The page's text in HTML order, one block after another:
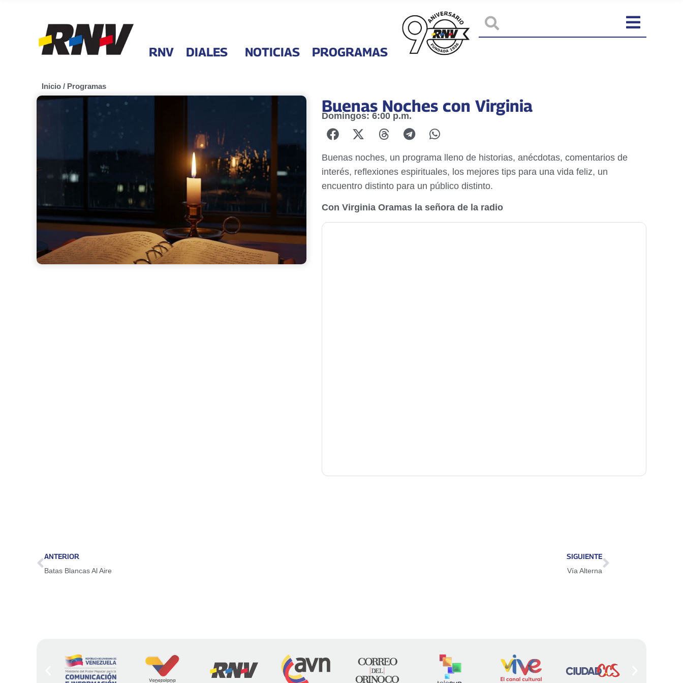
RNV DIALES NOTICIAS PROGRAMAS
Inicio / Programas
Buenas Noches con Virginia
Domingos: 6:00 p.m.
Buenas noches, un programa lleno de historias, anécdotas, comentarios de
interés, reflexiones espirituales, los mejores tips para una vida feliz, un
encuentro distinto para un público distinto.
Con Virginia Oramas la señora de la radio
ANTERIOR
Batas Blancas Al Aire
SIGUIENTE
Vía Alterna